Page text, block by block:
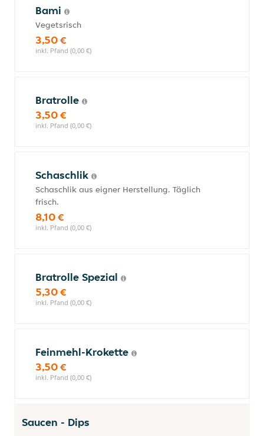
Bami
Vegetsrisch
3,50 €
inkl. Pfand (0,00 €)
Bratrolle
3,50 €
inkl. Pfand (0,00 €)
Schaschlik
Schaschlik aus eigner Herstellung. Täglich
frisch.
8,10 €
inkl. Pfand (0,00 €)
Bratrolle Spezial
5,30 €
inkl. Pfand (0,00 €)
Feinmehl-Krokette
3,50 €
inkl. Pfand (0,00 €)
Saucen - Dips